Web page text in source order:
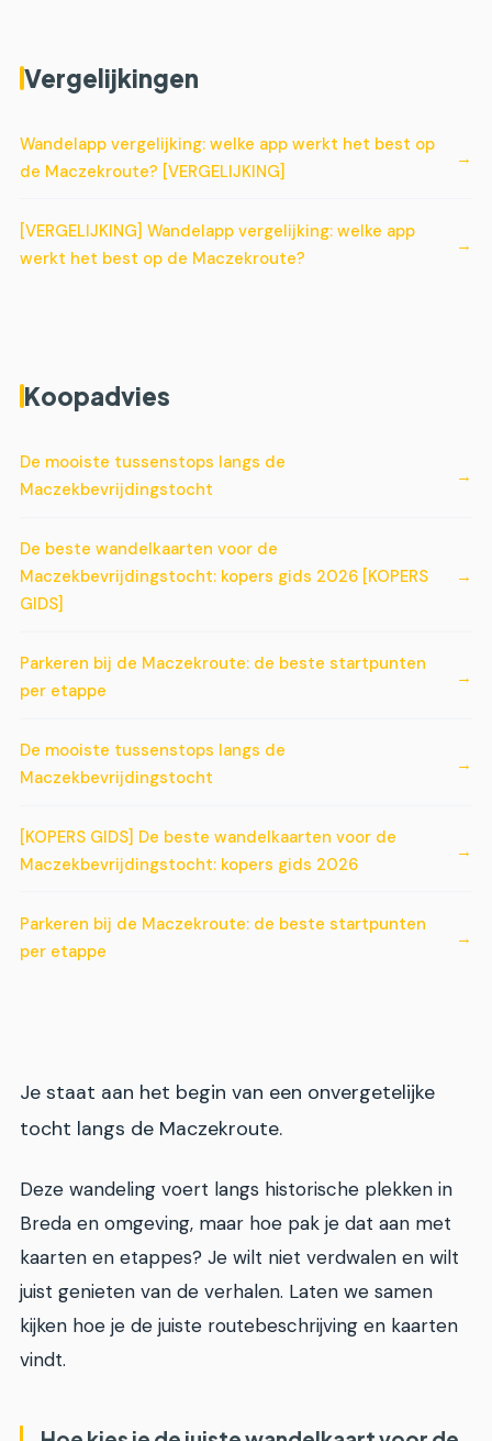
Vergelijkingen
Wandelapp vergelijking: welke app werkt het best op
de Maczekroute? [VERGELIJKING]
[VERGELIJKING] Wandelapp vergelijking: welke app
werkt het best op de Maczekroute?
Koopadvies
De mooiste tussenstops langs de
Maczekbevrijdingstocht
De beste wandelkaarten voor de
Maczekbevrijdingstocht: kopers gids 2026 [KOPERS
GIDS]
Parkeren bij de Maczekroute: de beste startpunten
per etappe
De mooiste tussenstops langs de
Maczekbevrijdingstocht
[KOPERS GIDS] De beste wandelkaarten voor de
Maczekbevrijdingstocht: kopers gids 2026
Parkeren bij de Maczekroute: de beste startpunten
per etappe
Je staat aan het begin van een onvergetelijke
tocht langs de Maczekroute.
Deze wandeling voert langs historische plekken in
Breda en omgeving, maar hoe pak je dat aan met
kaarten en etappes? Je wilt niet verdwalen en wilt
juist genieten van de verhalen. Laten we samen
kijken hoe je de juiste routebeschrijving en kaarten
vindt.